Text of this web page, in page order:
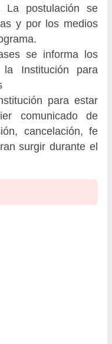
La postulación se
y por los medios
se informa los
Institución para
para estar
comunicado de
cancelación, fe
surgir durante el